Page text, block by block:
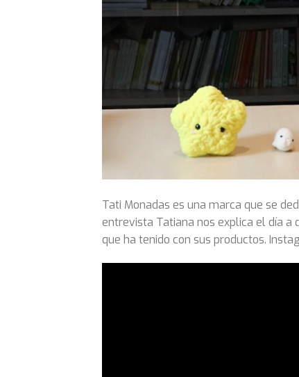
Tati Monadas es una marca que se
entrevista Tatiana nos explica el día
que ha tenido con sus productos.